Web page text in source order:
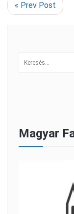
« Prev Post
Magyar